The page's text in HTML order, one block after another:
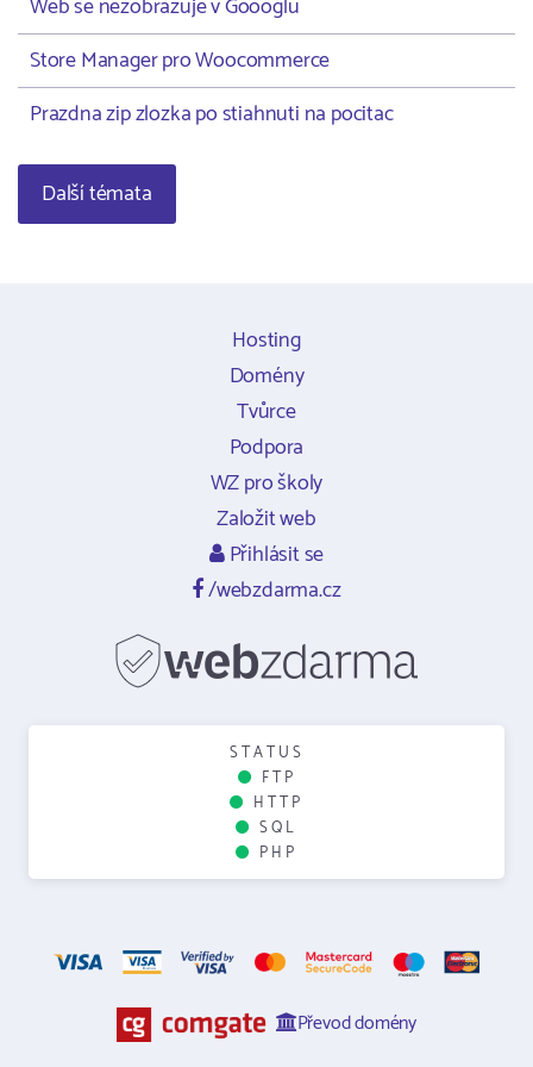
Web se nezobrazuje v Goooglu
Store Manager pro Woocommerce
Prazdna zip zlozka po stiahnuti na pocitac
Další témata
Hosting
Domény
Tvůrce
Podpora
WZ pro školy
Založit web
Přihlásit se
/webzdarma.cz
STATUS
FTP
HTTP
SQL
PHP
Převod domény